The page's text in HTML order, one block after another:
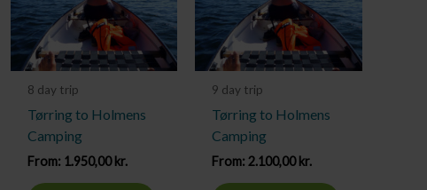
8 day trip
Tørring to Holmens
Camping
From: 1.950,00kr.
9 day trip
Tørring to Holmens
Camping
From: 2.100,00kr.